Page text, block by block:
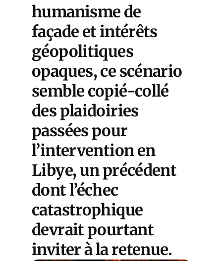
humanisme de
façade et intérêts
géopolitiques
opaques, ce scénario
semble copié-collé
des plaidoiries
passées pour
l’intervention en
Libye, un précédent
dont l’échec
catastrophique
devrait pourtant
inviter à la retenue.